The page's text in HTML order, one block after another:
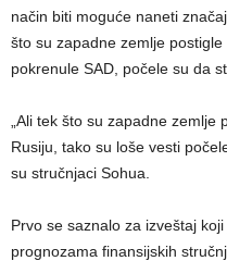
način biti moguće naneti
što su zapadne zemlje
pokrenule SAD, počele su da
„Ali tek što su zapadne zemlje
Rusiju, tako su loše vesti
su stručnjaci Sohua.
Prvo se saznalo za izveštaj
prognozama finansijskih